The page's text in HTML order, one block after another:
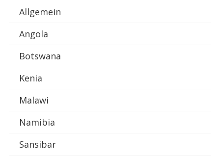
Allgemein
Angola
Botswana
Kenia
Malawi
Namibia
Sansibar